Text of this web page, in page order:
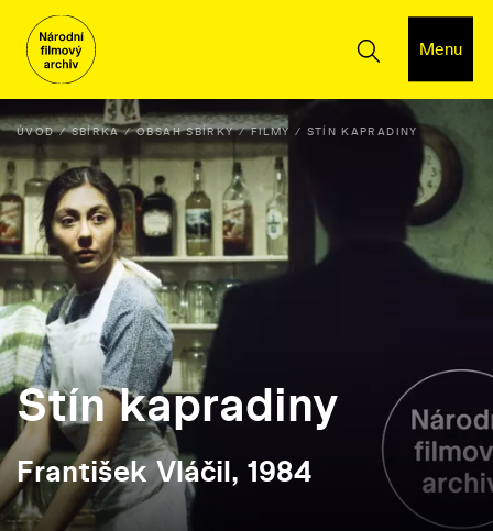
Menu
ÚVOD SBÍRKA OBSAH SBÍRKY FILMY STÍN KAPRADINY
Stín kapradiny
František Vláčil, 1984